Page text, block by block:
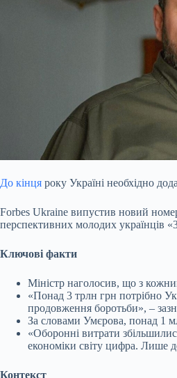
До кінця року Україні необхідно
Forbes Ukraine випустив новий
перспективних молодих українців
Ключові факти
Міністр наголосив, що з
«Понад 3 трлн грн потрібно
продовження боротьби», –
За словами Умєрова, понад 1
«Оборонні витрати
економіки світу цифра. Лише
Контекст